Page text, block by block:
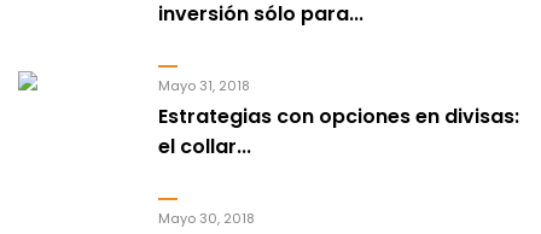
inversión sólo para...
Mayo 31, 2018
Estrategias con opciones en divisas:
el collar...
Mayo 30, 2018